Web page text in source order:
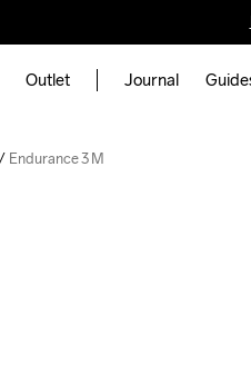
Outlet Journal
Endurance 3 M